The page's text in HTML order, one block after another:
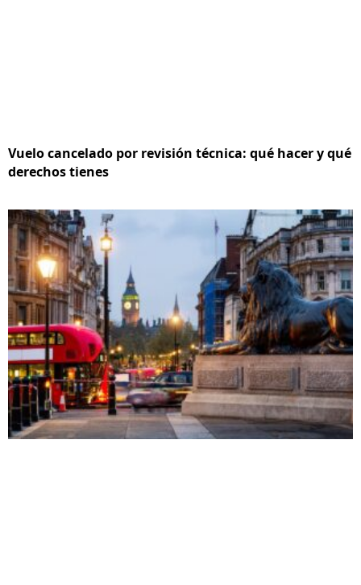
Vuelo cancelado por revisión técnica: qué hacer y qué
derechos tienes